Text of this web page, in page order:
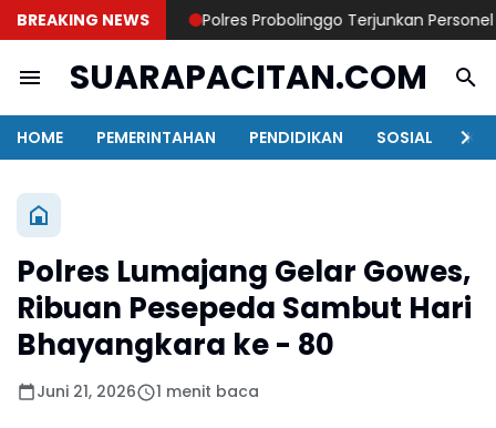
BREAKING NEWS Polres Probolinggo Terjunkan Personel
SUARAPACITAN.COM
HOME PEMERINTAHAN PENDIDIKAN SOSIAL
Polres Lumajang Gelar Gowes,
Ribuan Pesepeda Sambut Hari
Bhayangkara ke - 80
Juni 21, 2026 1 menit baca